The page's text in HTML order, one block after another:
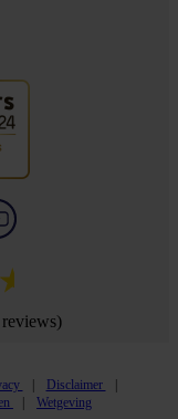
Disclaimer
Wetgeving